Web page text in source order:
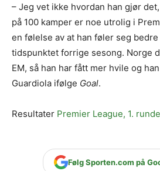
– Jeg vet ikke hvordan han gjør
på 100 kamper er noe utrolig i
en følelse av at han føler seg
tidspunktet forrige sesong. Norge
EM, så han har fått mer hvile og
Guardiola ifølge Goal.
Resultater Premier League, 1. runde
Følg Sporten.com på